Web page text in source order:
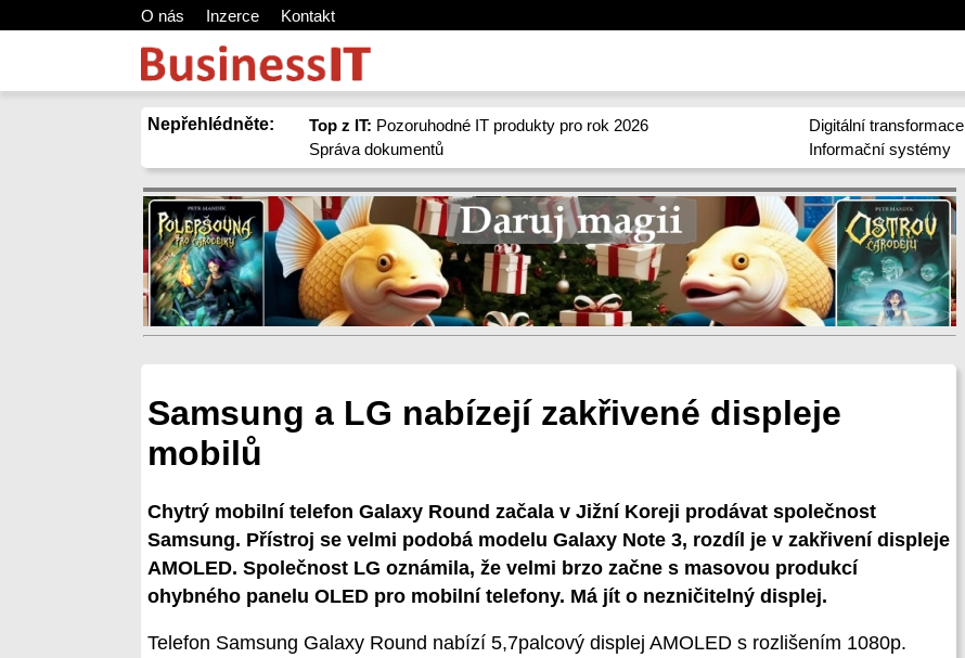
O nás Inzerce Kontakt
Nepřehlédněte: Top z IT: Pozoruhodné IT produkty pro rok 2026
Správa dokumentů
Digitální transformace
Informační systémy
Samsung a LG nabízejí zakřivené displeje
mobilů
Chytrý mobilní telefon Galaxy Round začala v Jižní Koreji prodávat společnost
Samsung. Přístroj se velmi podobá modelu Galaxy Note 3, rozdíl je v zakřivení displeje
AMOLED. Společnost LG oznámila, že velmi brzo začne s masovou produkcí
ohybného panelu OLED pro mobilní telefony. Má jít o nezničitelný displej.
Telefon Samsung Galaxy Round nabízí 5,7palcový displej AMOLED s rozlišením 1080p.